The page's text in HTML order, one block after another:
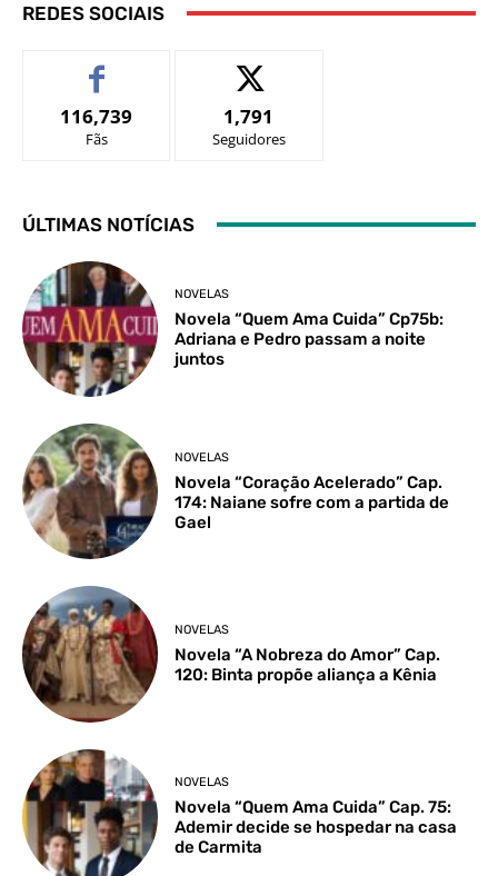
REDES SOCIAIS
116,739
Fãs
1,791
Seguidores
ÚLTIMAS NOTÍCIAS
NOVELAS
Novela “Quem Ama Cuida” Cp75b:
Adriana e Pedro passam a noite
juntos
NOVELAS
Novela “Coração Acelerado” Cap.
174: Naiane sofre com a partida de
Gael
NOVELAS
Novela “A Nobreza do Amor” Cap.
120: Binta propõe aliança a Kênia
NOVELAS
Novela “Quem Ama Cuida” Cap. 75:
Ademir decide se hospedar na casa
de Carmita